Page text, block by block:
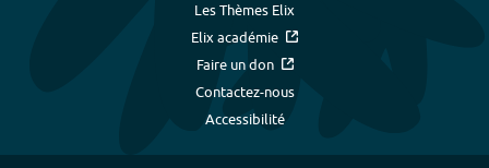
Les Thèmes Elix
Elix académie
Faire un don
Contactez-nous
Accessibilité